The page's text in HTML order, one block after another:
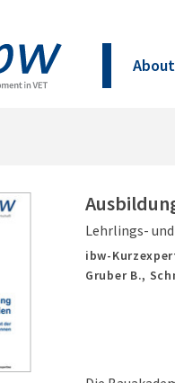
Lehrlings-
ibw-
Gruber B.,